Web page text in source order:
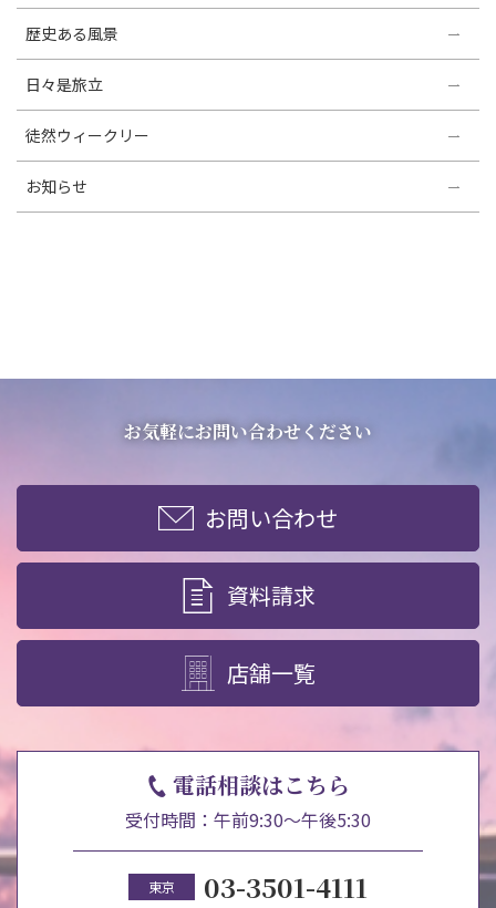
歴史ある風景
日々是旅立
徒然ウィークリー
お知らせ
お気軽にお問い合わせください
お問い合わせ
資料請求
店舗一覧
電話相談はこちら
受付時間：午前9:30～午後5:30
東京 03-3501-4111